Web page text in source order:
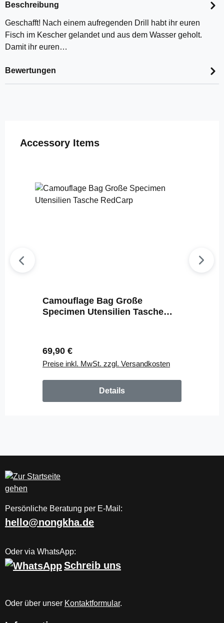
Beschreibung
Geschafft! Nach einem aufregenden Drill habt ihr euren
Fisch im Kescher gelandet und aus dem Wasser geholt.
Damit ihr euren…
Bewertungen
Produktgalerie überspringen
Accessory Items
Camouflage Bag Große
Specimen Utensilien Tasche
Regulärer Preis:
69,90 €
Preise inkl. MwSt. zzgl. Versandkosten
Details
Persönliche Beratung per E-Mail:
hello@nongkha.de
Oder via WhatsApp:
Schreib uns
Oder über unser Kontaktformular.